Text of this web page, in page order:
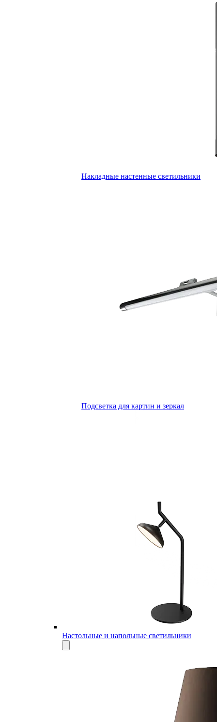
Накладные настенные светильники
Подсветка для картин и зеркал
Настольные и напольные светильники